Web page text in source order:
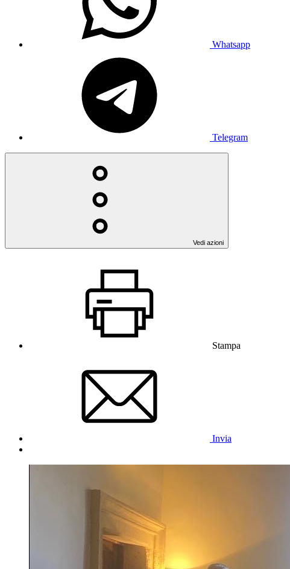
Whatsapp
Telegram
Vedi azioni
Stampa
Invia